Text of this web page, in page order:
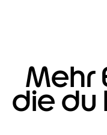
Mehr
die du